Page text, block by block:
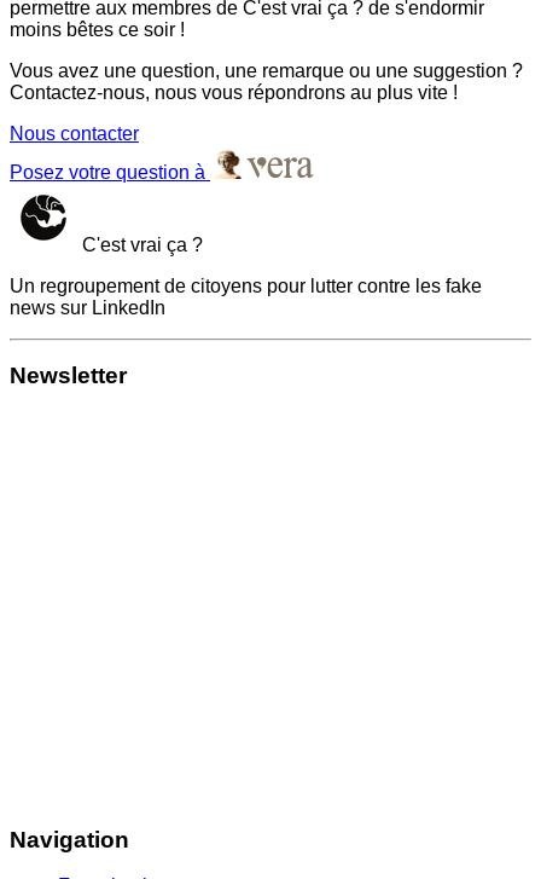
permettre aux membres de C'est vrai ça ? de s'endormir
moins bêtes ce soir !
Vous avez une question, une remarque ou une suggestion ?
Contactez-nous, nous vous répondrons au plus vite !
Nous contacter
Posez votre question à
C'est vrai ça ?
Un regroupement de citoyens pour lutter contre les fake
news sur LinkedIn
Newsletter
Navigation